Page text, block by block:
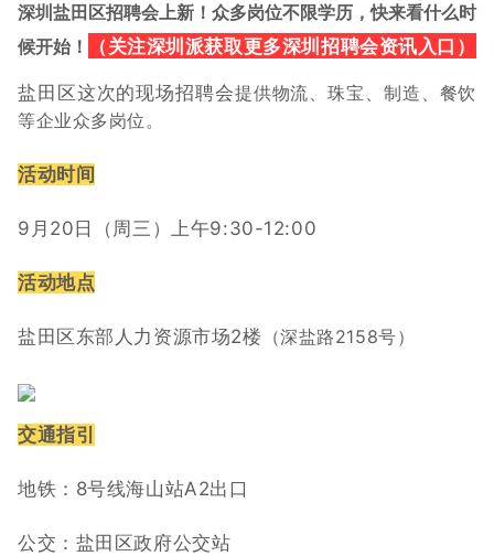
深圳盐田区招聘会上新！众多岗位不限学历，快来看什么时
候开始！
（关注深圳派获取更多深圳招聘会资讯入口）
盐田区这次的现场招聘会提供物流、珠宝、制造、餐饮
等企业众多岗位。
活动时间
9月20日（周三）上午9:30-12:00
活动地点
盐田区东部人力资源市场2楼 （深盐路2158号）
交通指引
地铁：8号线海山站A2出口
公交：盐田区政府公交站